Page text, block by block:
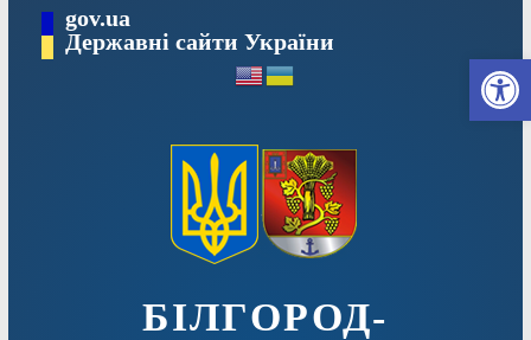
вмісту
gov.ua
Державні сайти України
БІЛГОРОД-